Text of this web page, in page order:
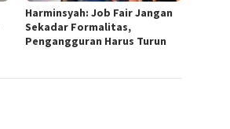
Harminsyah: Job Fair Jangan
Sekadar Formalitas,
Pengangguran Harus Turun